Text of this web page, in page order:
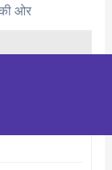
ओर